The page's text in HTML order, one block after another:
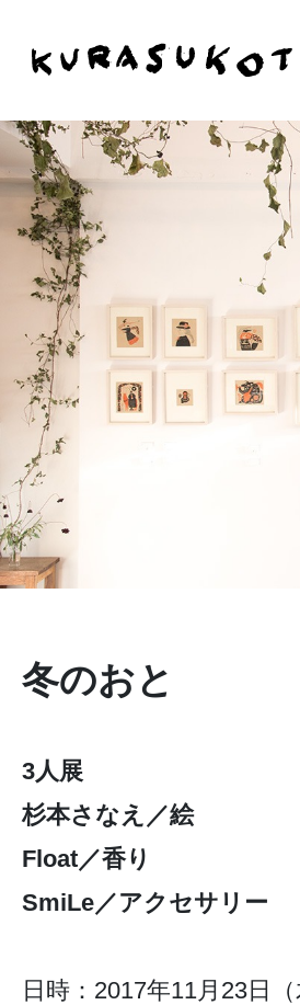
冬のおと
3人展
杉本さなえ／絵
Float／香り
SmiLe／アクセサリー
日時：2017年11月23日